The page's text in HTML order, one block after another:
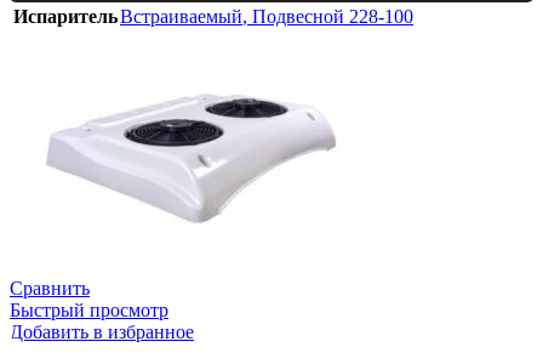
ИспарительВстраиваемый, Подвесной 228-100
Сравнить
Быстрый просмотр
Добавить в избранное